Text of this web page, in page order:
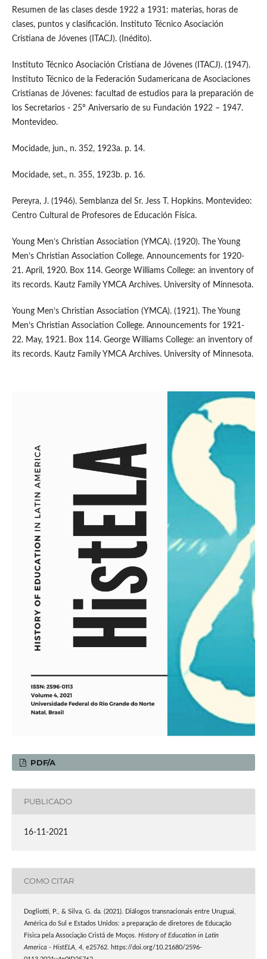
Resumen de las clases desde 1922 a 1931: materias, horas de
clases, puntos y clasificación. Instituto Técnico Asociación
Cristiana de Jóvenes (ITACJ). (Inédito).
Instituto Técnico Asociación Cristiana de Jóvenes (ITACJ). (1947).
Instituto Técnico de la Federación Sudamericana de Asociaciones
Cristianas de Jóvenes: facultad de estudios para la preparación de
los Secretarios - 25º Aniversario de su Fundación 1922 – 1947.
Montevideo.
Mocidade, jun., n. 352, 1923a. p. 14.
Mocidade, set., n. 355, 1923b. p. 16.
Pereyra, J. (1946). Semblanza del Sr. Jess T. Hopkins. Montevideo:
Centro Cultural de Profesores de Educación Física.
Young Men’s Christian Association (YMCA). (1920). The Young
Men’s Christian Association College. Announcements for 1920-
21. April, 1920. Box 114. George Williams College: an inventory of
its records. Kautz Family YMCA Archives. University of Minnesota.
Young Men’s Christian Association (YMCA). (1921). The Young
Men’s Christian Association College. Announcements for 1921-
22. May, 1921. Box 114. George Williams College: an inventory of
its records. Kautz Family YMCA Archives. University of Minnesota.
PDF/A
PUBLICADO
16-11-2021
COMO CITAR
Dogliotti, P., & Silva, G. da. (2021). Diálogos transnacionais entre Uruguai,
América do Sul e Estados Unidos: a preparação de diretores de Educação
Física pela Associação Cristã de Moços. History of Education in Latin
America - HistELA, 4, e25762. https://doi.org/10.21680/2596-